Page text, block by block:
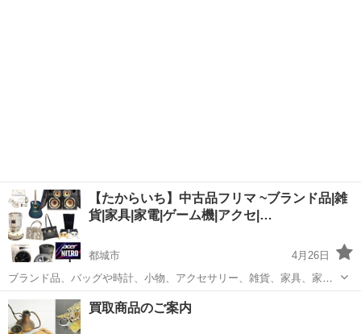
【たからいち】中古品フリマ ~ブランド品|雑
貨|家具|家電|ゲーム機|アクセ|…
都城市
4月26日
ブランド品、バッグや時計、小物、アクセサリー、雑貨、家具、家
電、ゲーム機など未使用品から中古品まで幅広い品物の取り扱いをし
ております。 ●場所 宮崎県都城市高城町有水に当店倉庫がございま
す。 ご来店される際住所をお伝えし...
宮崎 都城市 リサイクルショップ
買取商品のご案内